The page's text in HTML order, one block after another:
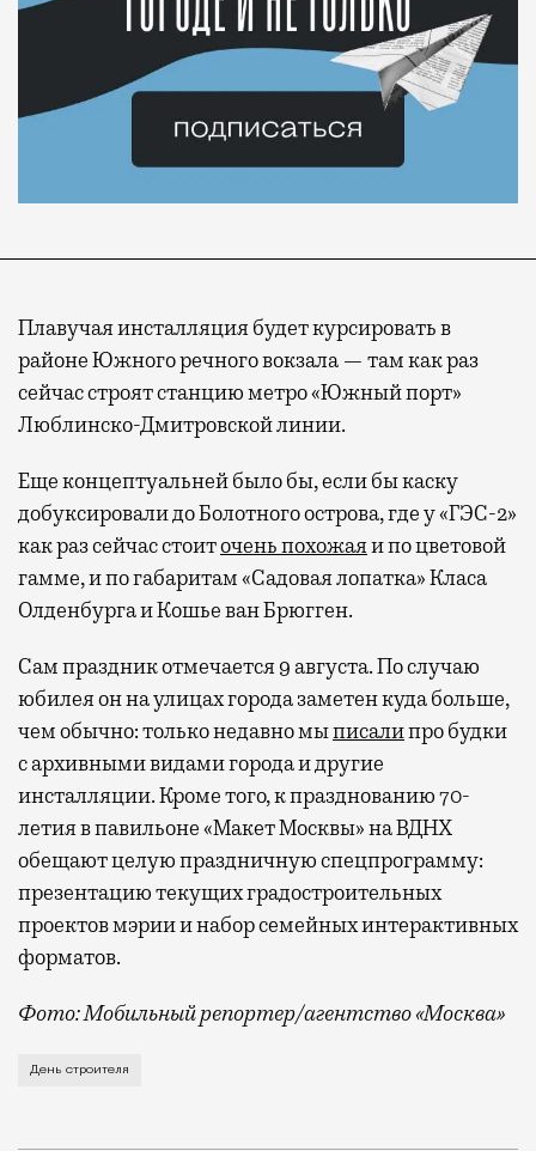
Плавучая инсталляция будет курсировать в
районе Южного речного вокзала — там как раз
сейчас строят станцию метро «Южный порт»
Люблинско-Дмитровской линии.
Еще концептуальней было бы, если бы каску
добуксировали до Болотного острова, где у «ГЭС-2»
как раз сейчас стоиточень похожаяи по цветовой
гамме, и по габаритам «Садовая лопатка» Класа
Олденбурга и Кошье ван Брюгген.
Сам праздник отмечается 9 августа. По случаю
юбилея он на улицах города заметен куда больше,
чем обычно: только недавно мыписалипро будки
с архивными видами города и другие
инсталляции. Кроме того, к празднованию 70-
летия в павильоне «Макет Москвы» на ВДНХ
обещают целую праздничную спецпрограмму:
презентацию текущих градостроительных
проектов мэрии и набор семейных интерактивных
форматов.
Фото: Мобильный репортер/агентство «Москва»
Это каска в фирменных цветах департамента
День строителя